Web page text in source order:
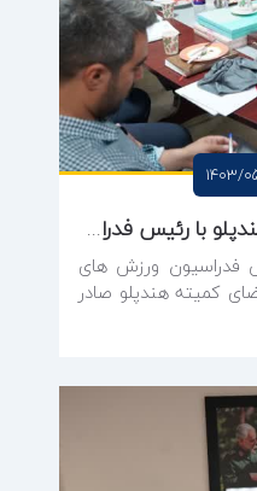
نشست مشترک انجمن هندپلو با رئیس فدراسیون برگزار شد
ورزش های
کمیته هندپلو صادر